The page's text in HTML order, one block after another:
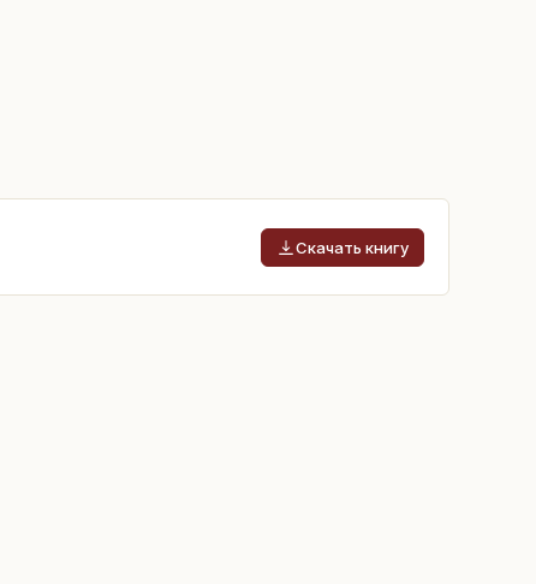
Скачать книгу